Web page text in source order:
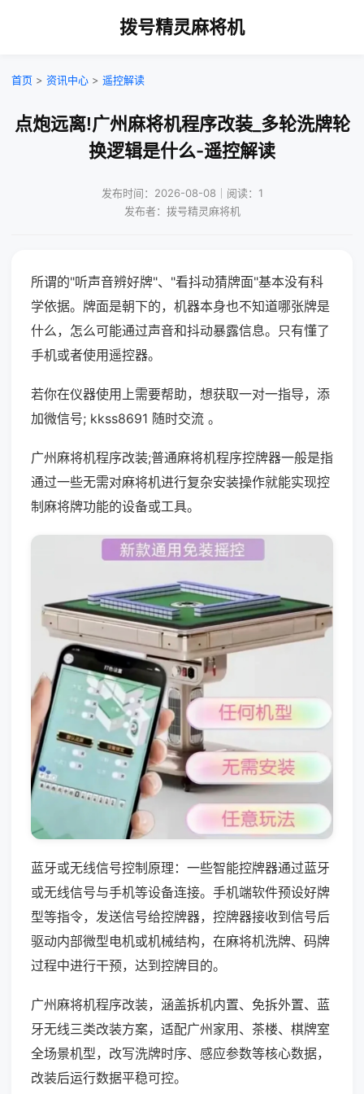
拨号精灵麻将机
首页 > 资讯中心 > 遥控解读
点炮远离!广州麻将机程序改装_多轮洗牌轮
换逻辑是什么-遥控解读
发布时间：2026-08-08｜阅读：1
发布者：拨号精灵麻将机
所谓的"听声音辨好牌"、"看抖动猜牌面"基本没有科
学依据。牌面是朝下的，机器本身也不知道哪张牌是
什么，怎么可能通过声音和抖动暴露信息。只有懂了
手机或者使用遥控器。
若你在仪器使用上需要帮助，想获取一对一指导，添
加微信号; kkss8691 随时交流 。
广州麻将机程序改装;普通麻将机程序控牌器一般是指
通过一些无需对麻将机进行复杂安装操作就能实现控
制麻将牌功能的设备或工具。
蓝牙或无线信号控制原理：一些智能控牌器通过蓝牙
或无线信号与手机等设备连接。手机端软件预设好牌
型等指令，发送信号给控牌器，控牌器接收到信号后
驱动内部微型电机或机械结构，在麻将机洗牌、码牌
过程中进行干预，达到控牌目的。
广州麻将机程序改装，涵盖拆机内置、免拆外置、蓝
牙无线三类改装方案，适配广州家用、茶楼、棋牌室
全场景机型，改写洗牌时序、感应参数等核心数据，
改装后运行数据平稳可控。